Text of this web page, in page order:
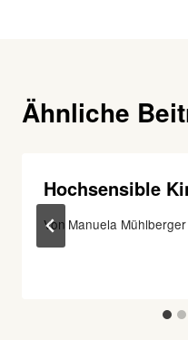
Ähnliche
Hochsensible
Von Manuela Mühlberger